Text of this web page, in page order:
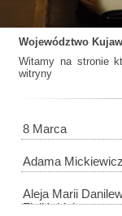
Województwo
Witamy na stronie
witryny
8 Marca
Adama
Aleja Marii
Zielińskiej